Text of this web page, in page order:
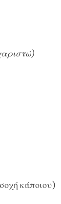
κάποιου)